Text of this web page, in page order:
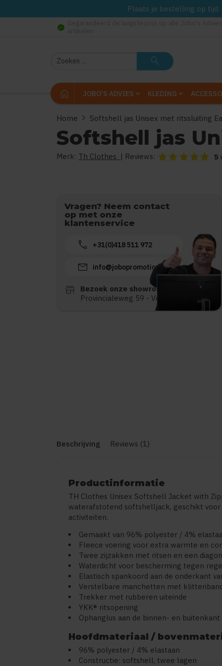
Plaats je bestelling op
check_circle
Zoeken search
home JOBO'S ADVIES KLEDING
Home chevron_right Softshell jas Unisex met ritssluiting
Softshell jas
Merk: Th Clothes | Reviews: De beoordeling 5
Vragen? Neem contact
op met onze
klantenservice
call +31(0)418 511 972
mail info@jobopromotions.nl
store
Bezoek onze showroom:
Provincialeweg 59 - Velddriel
Beschrijving Reviews (1)
Productinformatie
TH Clothes Unisex Softshell Jacket with
waterafstotend softshelljack, geschikt
activiteiten.
Gemaakt van 96% polyester / 4%
Fleece voering voor extra warmte en
Twee zijzakken met ritsen en een
Waterdicht voor bescherming tegen
Elastisch spankoord aan de onderkant
Verstelbare manchetten met
Trekker met rubberen uiteinde
YKK® ritsopening
Ophanglus aan de binnen- en buitenkant
Hoofdmateriaal /
96% polyester / 4% elastaan
Constructie: softshell, twee lagen